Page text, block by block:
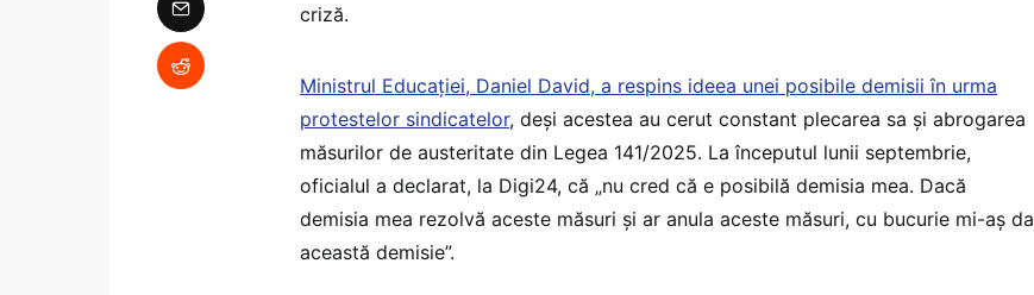
criză.
Ministrul Educației, Daniel David, a respins ideea unei posibile demisii în urma
protestelor sindicatelor, deși acestea au cerut constant plecarea sa și abrogarea
măsurilor de austeritate din Legea 141/2025. La începutul lunii septembrie,
oficialul a declarat, la Digi24, că „nu cred că e posibilă demisia mea. Dacă
demisia mea rezolvă aceste măsuri și ar anula aceste măsuri, cu bucurie mi-aș da
această demisie”.